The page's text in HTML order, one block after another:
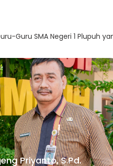
Guru SMA Negeri 1 Plupuh
Priyanto, S.Pd.